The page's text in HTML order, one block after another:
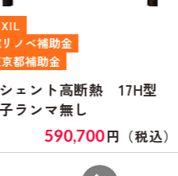
断熱 17H型
し
円（税込）
リ